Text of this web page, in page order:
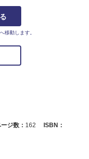
動します。
ジ数： 162
ISBN：